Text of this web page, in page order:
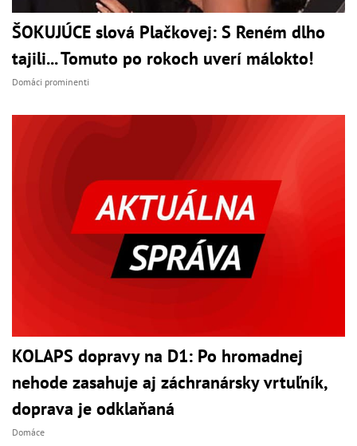
ŠOKUJÚCE slová Plačkovej: S Reném dlho
tajili... Tomuto po rokoch uverí málokto!
Domáci prominenti
KOLAPS dopravy na D1: Po hromadnej
nehode zasahuje aj záchranársky vrtuľník,
doprava je odklaňaná
Domáce